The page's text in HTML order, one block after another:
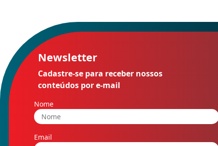
Newsletter
Cadastre-se para receber nossos
conteúdos por e-mail
Nome
Email